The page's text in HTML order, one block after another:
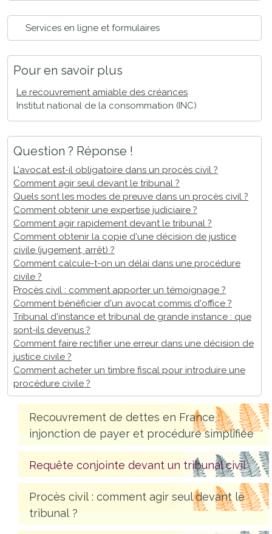
Services en ligne et formulaires
Pour en savoir plus
Le recouvrement amiable des créances
Institut national de la consommation (INC)
Question ? Réponse !
L'avocat est-il obligatoire dans un procès civil ?
Comment agir seul devant le tribunal ?
Quels sont les modes de preuve dans un procès civil ?
Comment obtenir une expertise judiciaire ?
Comment agir rapidement devant le tribunal ?
Comment obtenir la copie d'une décision de justice
civile (jugement, arrêt) ?
Comment calcule-t-on un délai dans une procédure
civile ?
Procès civil : comment apporter un témoignage ?
Comment bénéficier d'un avocat commis d'office ?
Tribunal d'instance et tribunal de grande instance : que
sont-ils devenus ?
Comment faire rectifier une erreur dans une décision de
justice civile ?
Comment acheter un timbre fiscal pour introduire une
procédure civile ?
Recouvrement de dettes en France :
injonction de payer et procédure simplifiée
Requête conjointe devant un tribunal civil
Procès civil : comment agir seul devant le
tribunal ?